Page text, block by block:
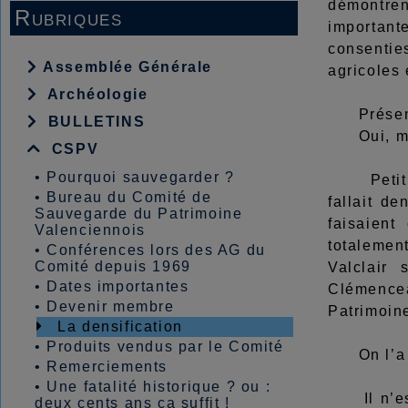
Rubriques
Assemblée Générale
Archéologie
BULLETINS
CSPV
•
Pourquoi sauvegarder ?
•
Bureau du Comité de
Sauvegarde du Patrimoine
Valenciennois
• Conférences lors des AG du
Comité depuis 1969
•
Dates importantes
•
Devenir membre
La densification
•
Produits vendus par le Comité
•
Remerciements
• Une fatalité historique ? ou :
deux cents ans ça suffit !
agricoles
Oui,
Petit
fallait
faisaient
Valclair
On l’a
Il n’est